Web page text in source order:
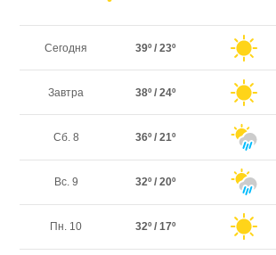
Сегодня 39º / 23º
Завтра 38º / 24º
Сб. 8 36º / 21º
Вс. 9 32º / 20º
Пн. 10 32º / 17º